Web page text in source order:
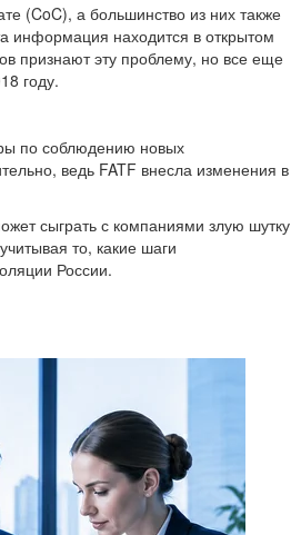
(CoC), а большинство из них также
информация находится в открытом
признают эту проблему, но все еще
году.
по соблюдению новых
ведь FATF внесла изменения в
сыграть с компаниями злую шутку
то, какие шаги
России.